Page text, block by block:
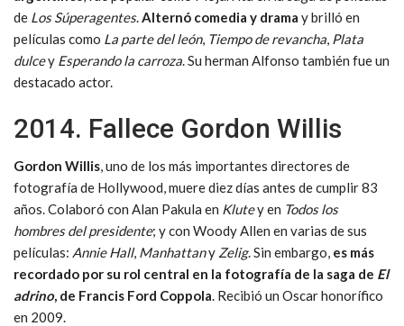
de Los Súperagentes.Alternó comedia y drama y brilló en
películas como La parte del león, Tiempo de revancha, Plata
dulcey Esperando la carroza. Su herman Alfonso también fue un
destacado actor.
2014. Fallece Gordon Willis
Gordon Willis, uno de los más importantes directores de
fotografía de Hollywood, muere diez días antes de cumplir 83
años. Colaboró con Alan Pakula en Klutey en Todos los
hombres del presidente; y con Woody Allen en varias de sus
películas: Annie Hall, Manhattany Zelig. Sin embargo, es más
recordado por su rol central en la fotografía de la saga de El
adrino, de Francis Ford Coppola. Recibió un Oscar honorífico
en 2009.